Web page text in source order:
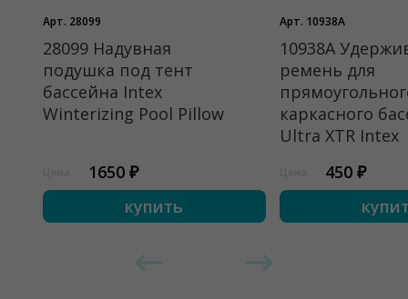
Арт. 28099
28099 Надувная
подушка под тент
бассейна Intex
Winterizing Pool Pillow
1650 ₽
купить
Арт. 10938A
10938A
ремень для
каркасного
Ultra XTR Intex
450 ₽